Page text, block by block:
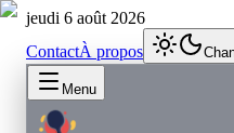
jeudi 6 août 2026
ContactÀ propos
Menu